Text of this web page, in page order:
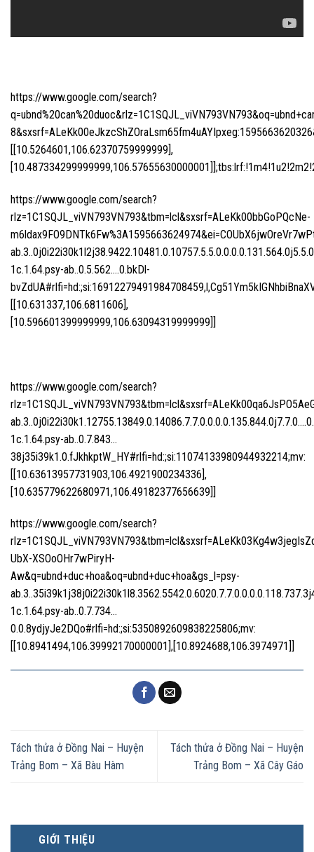
GIỚI THIỆU
https://www.google.com/search?
[[10.5264601,106.62370759999999],
https://www.google.com/search?
rlz=1C1SQJL_viVN793VN793&tbm=lcl&sxsrf=ALeKk00bbGoPQcNe-
1c.1.64.psy-ab..0.5.562….0.bkDl-
[[10.631337,106.6811606],
[10.596601399999999,106.63094319999999]]
https://www.google.com/search?
1c.1.64.psy-ab..0.7.843…
38j35i39k1.0.fJkhkptW_HY#rlfi=hd:;si:11074133980944932214;mv:
[[10.63613957731903,106.4921900234336],
[10.635779622680971,106.49182377656639]]
https://www.google.com/search?
UbX-XSOoOHr7wPiryH-
Aw&q=ubnd+duc+hoa&oq=ubnd+duc+hoa&gs_l=psy-
1c.1.64.psy-ab..0.7.734…
0.0.8ydjyJe2DQo#rlfi=hd:;si:5350892609838225806;mv:
[[10.8941494,106.39992170000001],[10.8924688,106.3974971]]
Tách thửa ở Đồng Nai – Huyện
Trảng Bom – Xã Bàu Hàm
Tách thửa ở Đồng Nai – Huyện
Trảng Bom – Xã Cây Gáo